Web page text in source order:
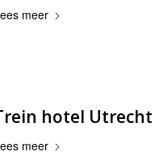
meer
hotel Utrecht
meer